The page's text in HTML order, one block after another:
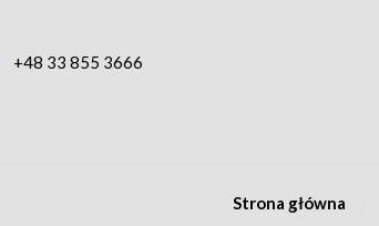
+48 33 855 3666
Strona główna